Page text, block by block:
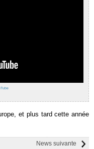
et plus tard cette année
News suivante